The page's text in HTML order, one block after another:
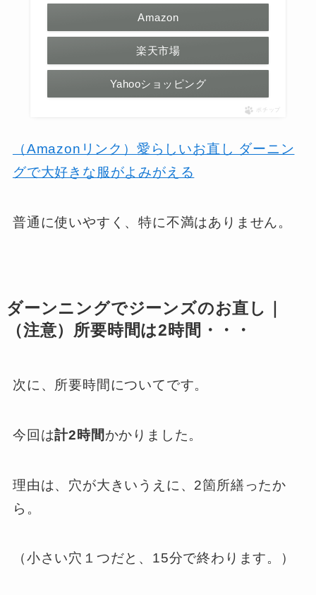
Amazon
楽天市場
Yahooショッピング
ポチップ
（Amazonリンク）愛らしいお直し ダーニン
グで大好きな服がよみがえる
普通に使いやすく、特に不満はありません。
ダーンニングでジーンズのお直し｜
（注意）所要時間は2時間・・・
次に、所要時間についてです。
今回は計2時間かかりました。
理由は、穴が大きいうえに、2箇所繕ったか
ら。
（小さい穴１つだと、15分で終わります。）